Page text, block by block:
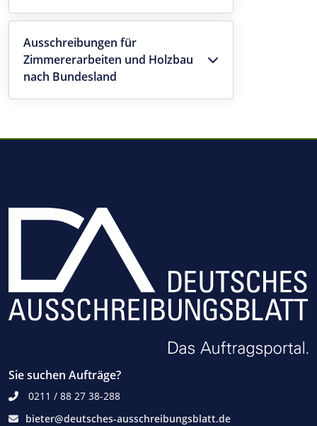
Ausschreibungen für
Zimmererarbeiten und Holzbau
nach Bundesland
Sie suchen Aufträge?
0211 / 88 27 38-288
bieter@deutsches-ausschreibungsblatt.de